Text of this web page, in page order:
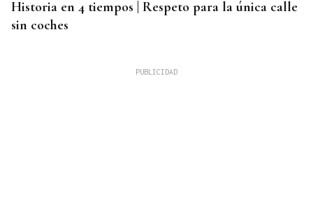
Historia en 4 tiempos | Respeto para la única calle
sin coches